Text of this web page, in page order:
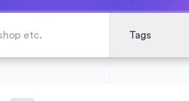
Tags